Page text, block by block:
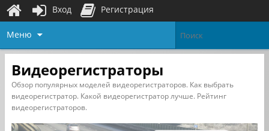
Меню
Видеорегистраторы
Обзор популярных моделей видеорегистраторов. Как выбрать
видеорегистратор. Какой видеорегистратор лучше. Рейтинг
видеорегистраторов.
Вход Регистрация